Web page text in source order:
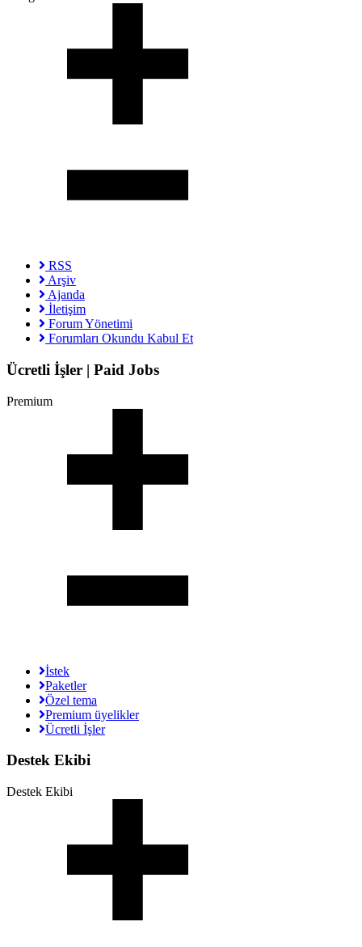
RSS
Arşiv
Ajanda
İletişim
Forum Yönetimi
Forumları Okundu Kabul Et
Ücretli İşler | Paid Jobs
Premium
İstek
Paketler
Özel tema
Premium üyelikler
Ücretli İşler
Destek Ekibi
Destek Ekibi